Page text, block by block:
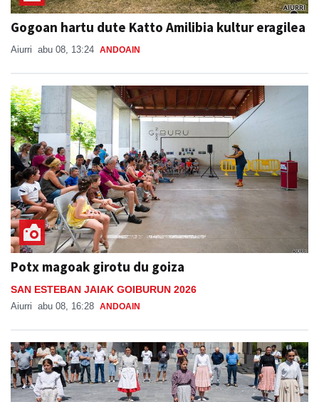
Gogoan hartu dute Katto Amilibia kultur eragilea
Aiurri abu 08, 13:24 ANDOAIN
Potx magoak girotu du goiza
SAN ESTEBAN JAIAK GOIBURUN 2026
Aiurri abu 08, 16:28 ANDOAIN